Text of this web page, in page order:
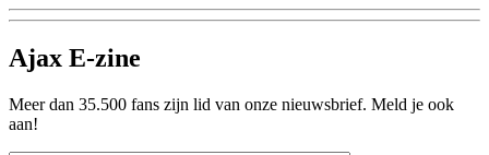
Ajax E-zine
Meer dan 35.500 fans zijn lid van onze nieuwsbrief. Meld je ook
aan!